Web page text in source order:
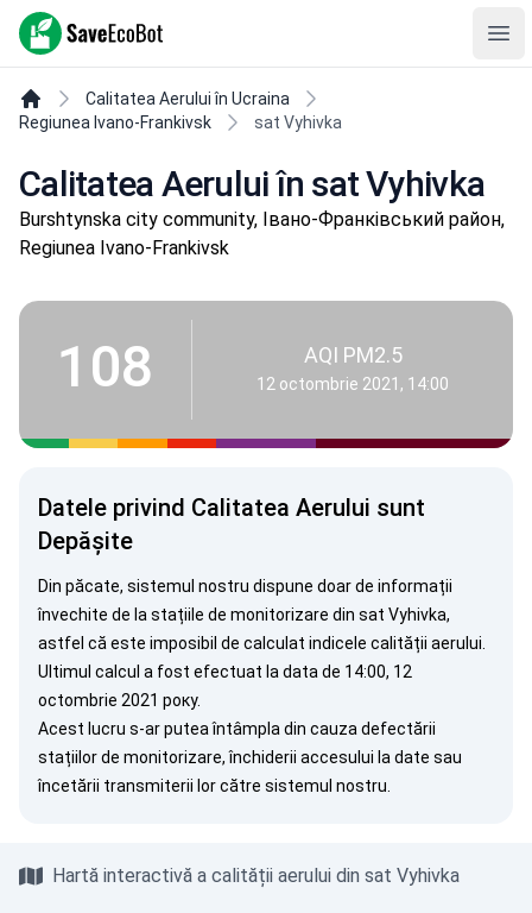
SaveEcoBot
Calitatea Aerului în Ucraina
Regiunea Ivano-Frankivsk
sat Vyhivka
Calitatea Aerului în sat Vyhivka
Burshtynska city community, Івано-Франківський район,
Regiunea Ivano-Frankivsk
108 AQI PM2.5
12 octombrie 2021, 14:00
Datele privind Calitatea Aerului sunt
Depășite
Din păcate, sistemul nostru dispune doar de informații
învechite de la stațiile de monitorizare din sat Vyhivka,
astfel că este imposibil de calculat indicele calității aerului.
Ultimul calcul a fost efectuat la data de 14:00, 12
octombrie 2021 року.
Acest lucru s-ar putea întâmpla din cauza defectării
stațiilor de monitorizare, închiderii accesului la date sau
încetării transmiterii lor către sistemul nostru.
Hartă interactivă a calității aerului din sat Vyhivka